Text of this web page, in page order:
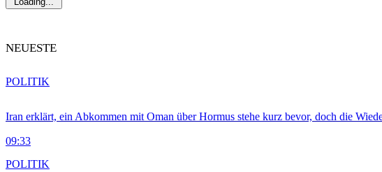
NEUESTE
Iran erklärt, ein Abkommen mit Oman über Hormus stehe kurz bevor, doch die
09:33
POLITIK
POLITIK